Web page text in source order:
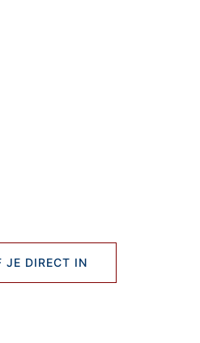
JE DIRECT IN